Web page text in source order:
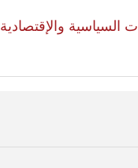
السياسية والإقتصادية